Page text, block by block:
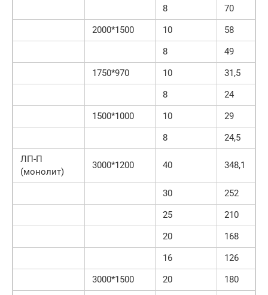
8
70
2000*1500
10
58
8
49
1750*970
10
31,5
8
24
1500*1000
10
29
8
24,5
ЛП-П
(монолит)
3000*1200 40 348,1
30
252
25
210
20
168
16
126
3000*1500
20
180